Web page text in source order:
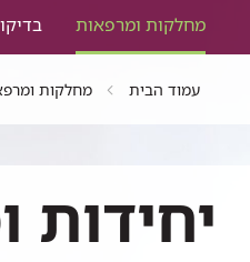
מחלקות ומרפאות
עמוד הבית מחלקות
יחידות